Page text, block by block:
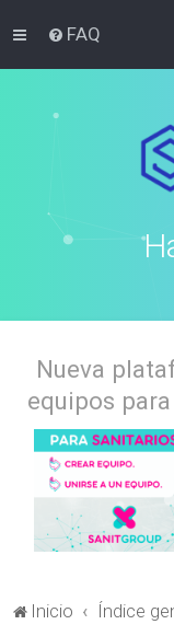
FAQ
Nueva
equipos
Inicio Índice